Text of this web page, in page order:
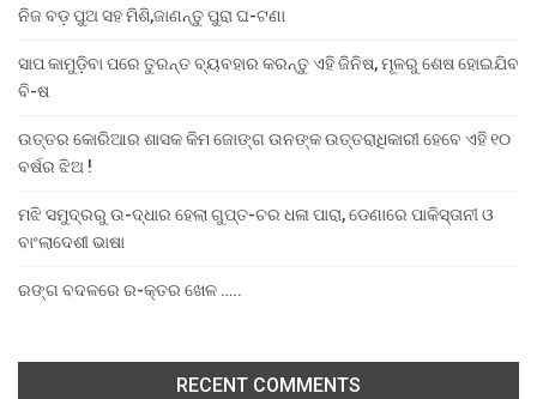
ନିଜ ବଡ଼ ପୁଅ ସହ ମିଶି,ଜାଣନ୍ତୁ ପୁରା ଘ-ଟଣା
ସାପ କାମୁଡ଼ିବା ପରେ ତୁରନ୍ତ ବ୍ୟବହାର କରନ୍ତୁ ଏହି ଜିନିଷ, ମୂଳରୁ ଶେଷ ହୋଇଯିବ
ବି-ଷ
ଉତ୍ତର କୋରିଆର ଶାସକ କିମ ଜୋଙ୍ଗ ଉନଙ୍କ ଉତ୍ତରାଧିକାରୀ ହେବେ ଏହି ୧୦
ବର୍ଷର ଝିଅ !
ମଝି ସମୁଦ୍ରରୁ ଉ-ଦ୍ଧାର ହେଲା ଗୁପ୍ତ-ଚର ଧଳା ପାରା, ଡେଣାରେ ପାକିସ୍ତାନୀ ଓ
ବାଂଲାଦେଶୀ ଭାଷା
ରଙ୍ଗ ବଦଳରେ ର-କ୍ତର ଖେଳ …..
RECENT COMMENTS